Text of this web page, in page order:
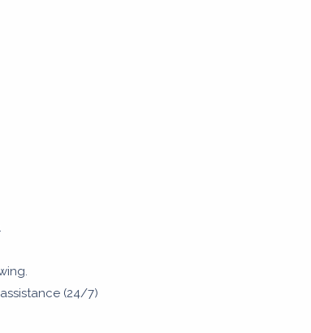
(24/7)